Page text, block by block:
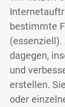
Wir
bestimmte
(essenziell).
dagegen,
und
erstellen.
oder